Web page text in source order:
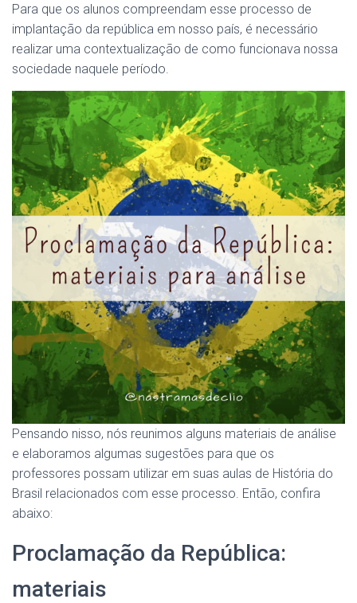
Para que os alunos compreendam esse processo de
implantação da república em nosso país, é necessário
realizar uma contextualização de como funcionava nossa
sociedade naquele período.
Pensando nisso, nós reunimos alguns materiais de análise
e elaboramos algumas sugestões para que os
professores possam utilizar em suas aulas de História do
Brasil relacionados com esse processo. Então, confira
abaixo:
Proclamação da República:
materiais